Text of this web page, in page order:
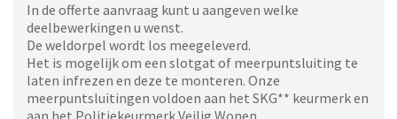
In de offerte aanvraag kunt u aangeven welke
deelbewerkingen u wenst.
De weldorpel wordt los meegeleverd.
Het is mogelijk om een slotgat of meerpuntsluiting te
laten infrezen en deze te monteren. Onze
meerpuntsluitingen voldoen aan het SKG** keurmerk en
aan het Politiekeurmerk Veilig Wonen.